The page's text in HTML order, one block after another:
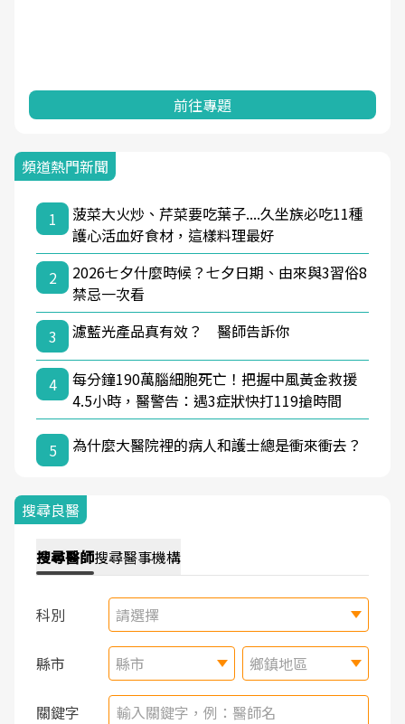
前往專題
頻道熱門新聞
1
菠菜大火炒、芹菜要吃葉子....久坐族必吃11種
護心活血好食材，這樣料理最好
2
2026七夕什麼時候？七夕日期、由來與3習俗8
禁忌一次看
3
濾藍光產品真有效？ 醫師告訴你
4
每分鐘190萬腦細胞死亡！把握中風黃金救援
4.5小時，醫警告：遇3症狀快打119搶時間
5 為什麼大醫院裡的病人和護士總是衝來衝去？
搜尋良醫
搜尋醫師搜尋醫事機構
科別 請選擇
縣市 縣市 鄉鎮地區
關鍵字